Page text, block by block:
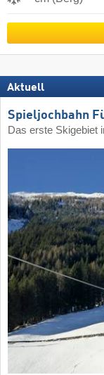
Aktuell
Spieljochbahn
Das erste Skigebiet